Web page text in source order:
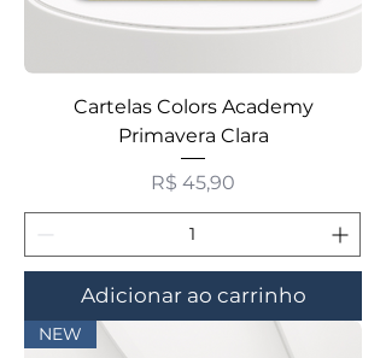
Cartelas Colors Academy
Primavera Clara
Preço
R$ 45,90
Adicionar ao carrinho
NEW